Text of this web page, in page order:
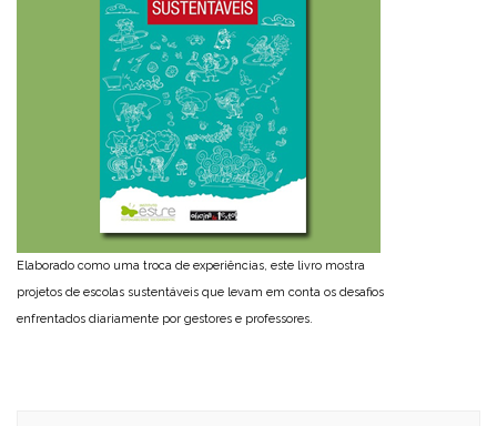
Elaborado como uma troca de experiências, este livro mostra
projetos de escolas sustentáveis que levam em conta os desafios
enfrentados diariamente por gestores e professores.